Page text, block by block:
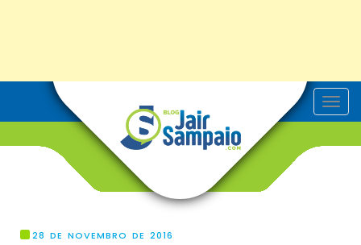
T
o
28 DE NOVEMBRO DE 2016